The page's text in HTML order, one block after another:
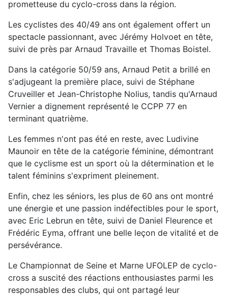
prometteuse du cyclo-cross dans la région.
Les cyclistes des 40/49 ans ont également offert un
spectacle passionnant, avec Jérémy Holvoet en tête,
suivi de près par Arnaud Travaille et Thomas Boistel.
Dans la catégorie 50/59 ans, Arnaud Petit a brillé en
s'adjugeant la première place, suivi de Stéphane
Cruveiller et Jean-Christophe Nolius, tandis qu'Arnaud
Vernier a dignement représenté le CCPP 77 en
terminant quatrième.
Les femmes n'ont pas été en reste, avec Ludivine
Maunoir en tête de la catégorie féminine, démontrant
que le cyclisme est un sport où la détermination et le
talent féminins s'expriment pleinement.
Enfin, chez les séniors, les plus de 60 ans ont montré
une énergie et une passion indéfectibles pour le sport,
avec Eric Lebrun en tête, suivi de Daniel Fleurence et
Frédéric Eyma, offrant une belle leçon de vitalité et de
persévérance.
Le Championnat de Seine et Marne UFOLEP de cyclo-
cross a suscité des réactions enthousiastes parmi les
responsables des clubs, qui ont partagé leur